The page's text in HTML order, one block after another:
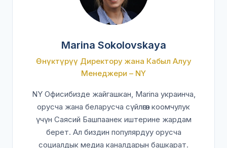
Marina Sokolovskaya
Өнүктүрүү Директору жана Кабыл Алуу
Менеджери – NY
NY Офисибизде жайгашкан, Marina украинча,
орусча жана беларусча сүйлөгөн коомчулук
үчүн Саясий Башпаанек иштерине жардам
берет. Ал биздин популярдуу орусча
социалдык медиа каналдарын башкарат.